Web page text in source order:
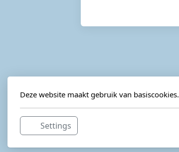
Deze website maakt gebruik van basiscookies.
Settings